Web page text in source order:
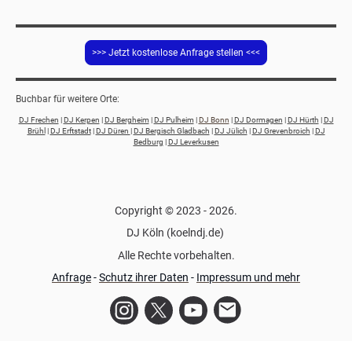
>>> Jetzt kostenlose Anfrage stellen <<<
Buchbar für weitere Orte:
DJ Frechen |DJ Kerpen |DJ Bergheim |DJ Pulheim |DJ Bonn |DJ Dormagen |DJ Hürth |DJ
Brühl |DJ Erftstadt|DJ Düren |DJ Bergisch Gladbach |DJ Jülich |DJ Grevenbroich |DJ
Bedburg |DJ Leverkusen
Copyright © 2023 - 2026.
DJ Köln (koelndj.de)
Alle Rechte vorbehalten.
Anfrage-Schutz ihrer Daten - Impressum und mehr